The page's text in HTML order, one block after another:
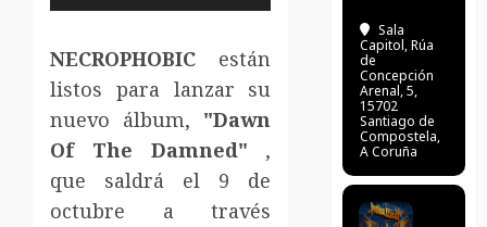
NECROPHOBIC están
listos para lanzar su
nuevo álbum, "Dawn
Of The Damned" ,
que saldrá el 9 de
octubre a través
Sala
Capitol, Rúa
de
Concepción
Arenal, 5,
15702
Santiago de
Compostela,
A Coruña